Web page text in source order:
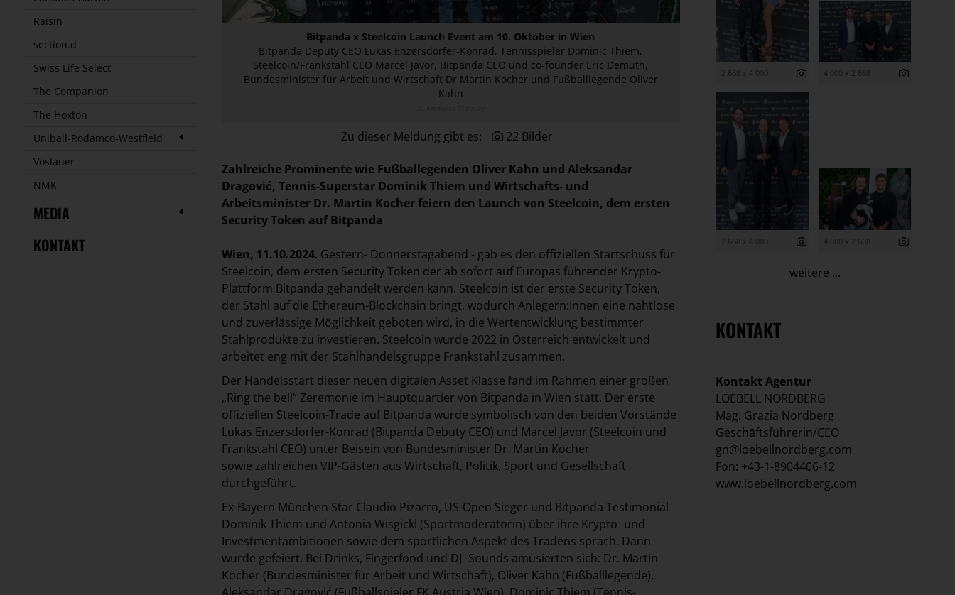
Raisin
section.d
Swiss Life Select
The Companion
The Hoxton
Unibail-Rodamco-Westfield
Vöslauer
NMK
MEDIA
KONTAKT
Bitpanda x Steelcoin Launch Event am 10. Oktober in Wien
Bitpanda Deputy CEO Lukas Enzersdorfer-Konrad, Tennisspieler Dominic Thiem,
Steelcoin/Frankstahl CEO Marcel Javor, Bitpanda CEO und co-founder Eric Demuth,
Bundesminister für Arbeit und Wirtschaft Dr Martin Kocher und Fußballlegende Oliver
Kahn
Zu dieser Meldung gibt es: 22 Bilder
Zahlreiche Prominente wie Fußballegenden Oliver Kahn und Aleksandar
Dragović, Tennis-Superstar Dominik Thiem und Wirtschafts- und
Arbeitsminister Dr. Martin Kocher feiern den Launch von Steelcoin, dem ersten
Security Token auf Bitpanda
Wien, 11.10.2024. Gestern- Donnerstagabend - gab es den offiziellen Startschuss für
Steelcoin, dem ersten Security Token der ab sofort auf Europas führender Krypto-
Plattform Bitpanda gehandelt werden kann. Steelcoin ist der erste Security Token,
der Stahl auf die Ethereum-Blockchain bringt, wodurch Anlegern:Innen eine nahtlose
und zuverlässige Möglichkeit geboten wird, in die Wertentwicklung bestimmter
Stahlprodukte zu investieren. Steelcoin wurde 2022 in Österreich entwickelt und
arbeitet eng mit der Stahlhandelsgruppe Frankstahl zusammen.
Der Handelsstart dieser neuen digitalen Asset Klasse fand im Rahmen einer großen
„Ring the bell“ Zeremonie im Hauptquartier von Bitpanda in Wien statt. Der erste
offiziellen Steelcoin-Trade auf Bitpanda wurde symbolisch von den beiden Vorstände
Lukas Enzersdorfer-Konrad (Bitpanda Debuty CEO) und Marcel Javor (Steelcoin und
Frankstahl CEO) unter Beisein von Bundesminister Dr. Martin Kocher
sowie zahlreichen VIP-Gästen aus Wirtschaft, Politik, Sport und Gesellschaft
durchgeführt.
Ex-Bayern München Star Claudio Pizarro, US-Open Sieger und Bitpanda Testimonial
Dominik Thiem und Antonia Wisgickl (Sportmoderatorin) über ihre Krypto- und
Investmentambitionen sowie dem sportlichen Aspekt des Tradens sprach. Dann
wurde gefeiert. Bei Drinks, Fingerfood und DJ -Sounds amüsierten sich: Dr. Martin
Kocher (Bundesminister für Arbeit und Wirtschaft), Oliver Kahn (Fußballlegende),
2 668 x 4 000 4 000 x 2 668
2 668 x 4 000 4 000 x 2 668
weitere ...
KONTAKT
Kontakt Agentur
LOEBELL NORDBERG
Mag. Grazia Nordberg
Geschäftsführerin/CEO
gn@loebellnordberg.com
Fon: +43-1-8904406-12
www.loebellnordberg.com